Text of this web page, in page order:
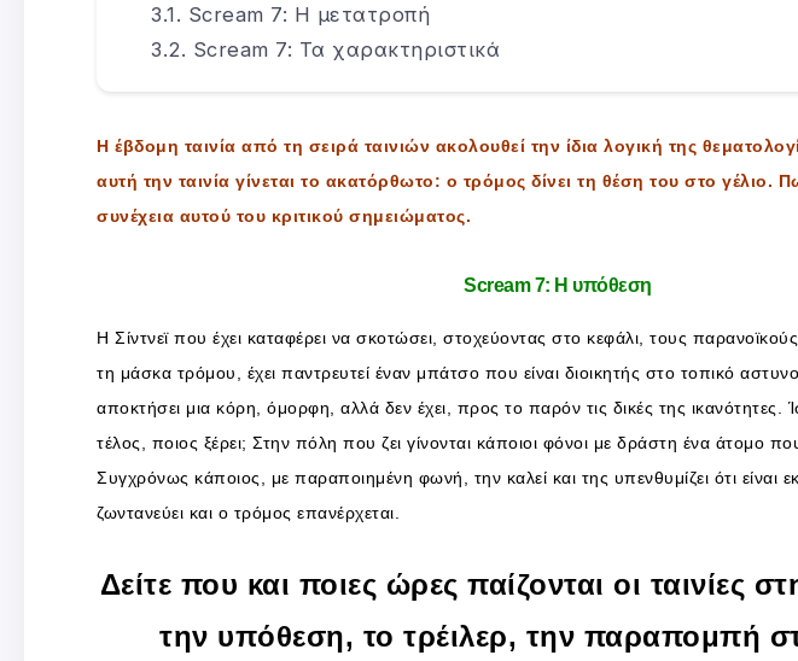
Scream 7: Η μετατροπή
Scream 7: Τα χαρακτηριστικά
Η έβδομη ταινία από τη σειρά ταινιών ακολουθεί την ίδια λογική της
αυτή την ταινία γίνεται το ακατόρθωτο: ο τρόμος δίνει τη θέση του στο γέλιο.
συνέχεια αυτού του κριτικού σημειώματος.
Scream 7: Η υπόθεση
Η Σίντνεϊ που έχει καταφέρει να σκοτώσει, στοχεύοντας στο κεφάλι, τους
τη μάσκα τρόμου, έχει παντρευτεί έναν μπάτσο που είναι διοικητής στο τοπικό
αποκτήσει μια κόρη, όμορφη, αλλά δεν έχει, προς το παρόν τις δικές της ικανότητες.
τέλος, ποιος ξέρει; Στην πόλη που ζει γίνονται κάποιοι φόνοι με δράστη ένα άτομο
Συγχρόνως κάποιος, με παραποιημένη φωνή, την καλεί και της υπενθυμίζει ότι είναι
ζωντανεύει και ο τρόμος επανέρχεται.
Δείτε που και ποιες ώρες παίζονται οι ταινίες
την υπόθεση, το τρέιλερ, την παραπομπή